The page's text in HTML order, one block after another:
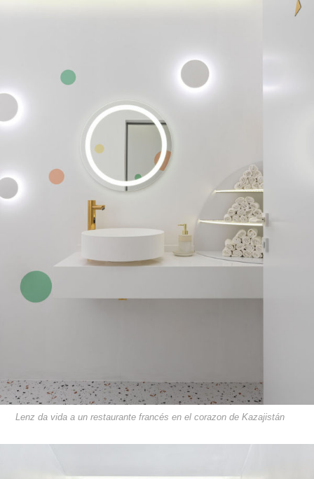
Lenz da vida a un restaurante francés en el corazon de Kazajistán